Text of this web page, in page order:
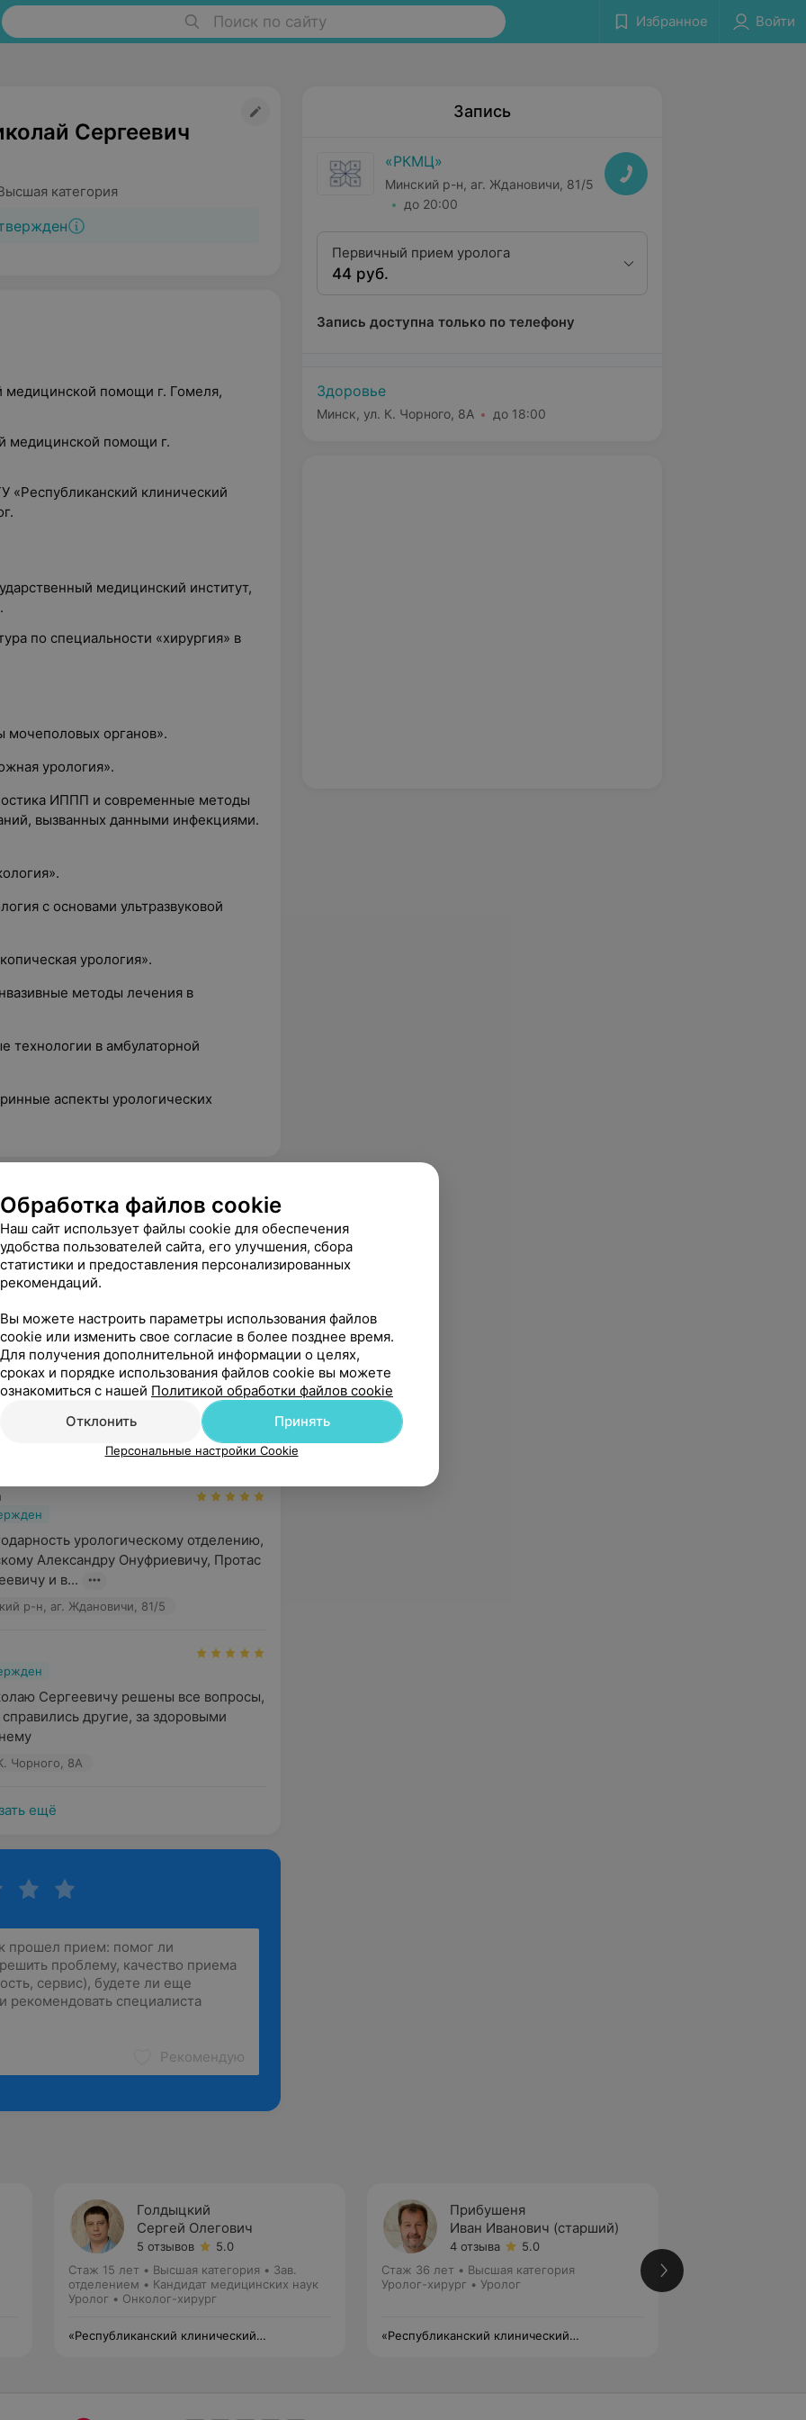
Поиск по сайту Избранное Войти
Сергеевич
категория
медицинской помощи г. Гомеля,
медицинской помощи г.
«Республиканский клинический
медицинский институт,
по специальности «хирургия» в
мочеполовых органов».
урология».
ИППП и современные методы
вызванных данными инфекциями.
с основами ультразвуковой
урология».
методы лечения в
технологии в амбулаторной
аспекты урологических
р-н, аг. Ждановичи, 81/5
Хочу выразить искреннюю
Протас Николаю Сергеевичу и всему
высокий профес...
р-н, аг. Ждановичи, 81/5
урологическому отделению,
Александру Онуфриевичу, Протас
и в...
р-н, аг. Ждановичи, 81/5
Сергеевичу решены все вопросы,
другие, за здоровыми
Чорного, 8А
ещё
Рекомендую
Запись
«РКМЦ»
Минский р-н, аг. Ждановичи, 81/5
до 20:00
Первичный прием уролога
44 руб.
Запись доступна только по телефону
Здоровье
Минск, ул. К. Чорного, 8А до 18:00
Голдыцкий
Сергей Олегович
5 отзывов
5.0
Стаж 15 лет • Высшая категория • Зав.
отделением • Кандидат медицинских наук
Уролог • Онколог-хирург
«Республиканский клинический
Прибушеня
Иван Иванович (старший)
4 отзыва
5.0
Стаж 36 лет • Высшая категория
Уролог-хирург • Уролог
«Республиканский клинический
Обработка файлов cookie
Наш сайт использует файлы cookie для обеспечения
удобства пользователей сайта, его улучшения, сбора
статистики и предоставления персонализированных
рекомендаций.
Вы можете настроить параметры использования файлов
cookie или изменить свое согласие в более позднее время.
Для получения дополнительной информации о целях,
сроках и порядке использования файлов cookie вы можете
ознакомиться с нашей Политикой обработки файлов cookie
Отклонить
Принять
Персональные настройки Cookie